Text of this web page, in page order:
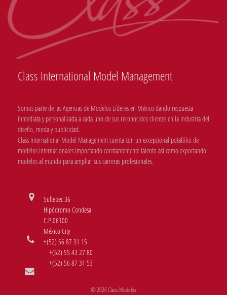
Class International Model Management
Somos parte de las Agencias de Modelos Líderes en México dando respuesta
inmediata y personalizada a cada uno de sus reconocidos clientes en la industria del
diseño, moda y publicidad.
Class International Model Management cuenta con un excepcional potafólio de
modelos internacionales importando constantemente talento así como exportando
modelos al mundo para ampliar sus carreras profesionales.
Sultepec 36
Hipódromo Condesa
C.P.06100
México City
+(52) 56 87 31 15
+(52) 55 43 27 80
+(52) 56 87 31 53
© 2026 Class Modelos